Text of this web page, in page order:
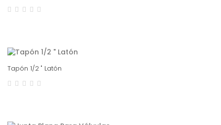
Tapón 1/2 " Latón